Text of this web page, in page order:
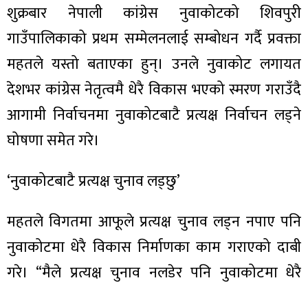
शुक्रबार नेपाली कांग्रेस नुवाकोटको शिवपुरी
गाउँपालिकाको प्रथम सम्मेलनलाई सम्बोधन गर्दै प्रवक्ता
महतले यस्तो बताएका हुन्। उनले नुवाकोट लगायत
देशभर कांग्रेस नेतृत्वमै धेरै विकास भएको स्मरण गराउँदै
आगामी निर्वाचनमा नुवाकोटबाटै प्रत्यक्ष निर्वाचन लड्ने
घोषणा समेत गरे।
‘नुवाकोटबाटै प्रत्यक्ष चुनाव लड्छु’
महतले विगतमा आफूले प्रत्यक्ष चुनाव लड्न नपाए पनि
नुवाकोटमा धेरै विकास निर्माणका काम गराएको दाबी
गरे। “मैले प्रत्यक्ष चुनाव नलडेर पनि नुवाकोटमा धेरै